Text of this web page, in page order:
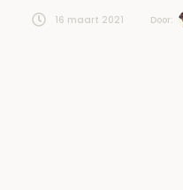
16 maart 2021 Door: